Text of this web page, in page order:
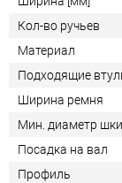
Кол-во ручьев
Материал
Подходящие
Ширина ремня
Мин. диаметр
Посадка на вал
Профиль